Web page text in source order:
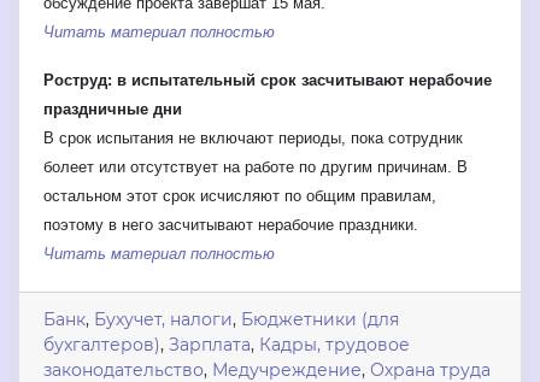
Читать материал полностью
Роструд: в испытательный срок засчитывают нерабочие
праздничные дни
В срок испытания не включают периоды, пока сотрудник
болеет или отсутствует на работе по другим причинам. В
остальном этот срок исчисляют по общим правилам,
поэтому в него засчитывают нерабочие праздники.
Читать материал полностью
Банк, Бухучет, налоги, Бюджетники (для
бухгалтеров), Зарплата, Кадры, трудовое
законодательство, Медучреждение, Охрана труда